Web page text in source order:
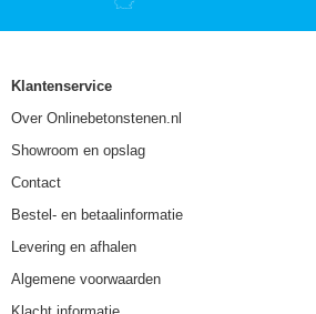
Klantenservice
Over Onlinebetonstenen.nl
Showroom en opslag
Contact
Bestel- en betaalinformatie
Levering en afhalen
Algemene voorwaarden